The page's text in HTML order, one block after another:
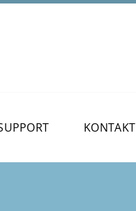
KONTAKT